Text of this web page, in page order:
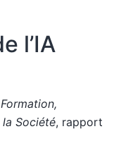
l’IA
Société, rapport